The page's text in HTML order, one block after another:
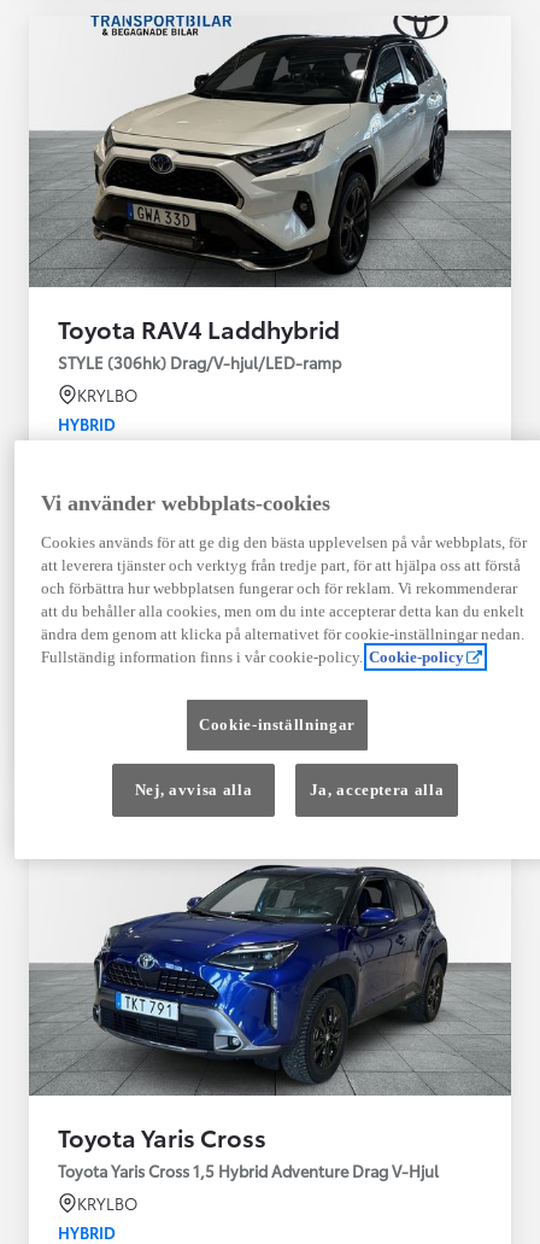
Toyota RAV4 Laddhybrid
STYLE (306hk) Drag/V-hjul/LED-ramp
KRYLBO
HYBRID
09-2023
Hybrid Bensin
Automat
Visa mer
409 900 kr
Från 4 920 kr/mån
Kontakta återförsäljare
Toyota Yaris Cross
Toyota Yaris Cross 1,5 Hybrid Adventure Drag V-Hjul
KRYLBO
HYBRID
Vi använder webbplats-cookies
Cookies används för att ge dig den bästa upplevelsen på vår webbplats, för
att leverera tjänster och verktyg från tredje part, för att hjälpa oss att förstå
och förbättra hur webbplatsen fungerar och för reklam. Vi rekommenderar
att du behåller alla cookies, men om du inte accepterar detta kan du enkelt
ändra dem genom att klicka på alternativet för cookie-inställningar nedan.
Fullständig information finns i vår cookie-policy. Cookie-policy
Cookie-inställningar
Nej, avvisa alla Ja, acceptera alla